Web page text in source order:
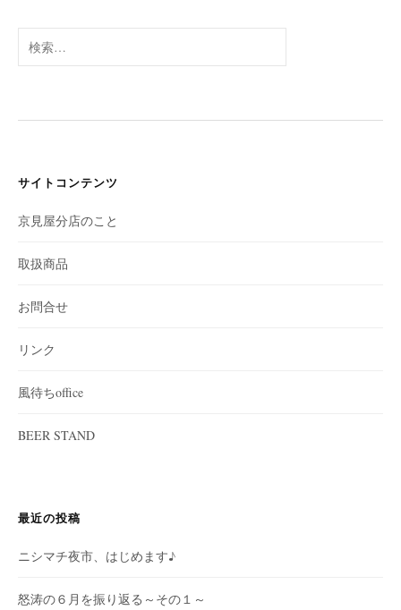
ブ
索:
サイトコンテンツ
京見屋分店のこと
取扱商品
お問合せ
リンク
風待ちoffice
BEER STAND
最近の投稿
ニシマチ夜市、はじめます♪
怒涛の６月を振り返る～その１～